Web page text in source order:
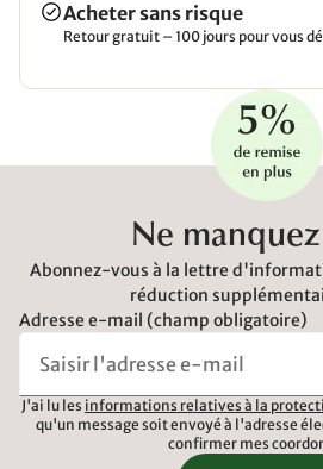
Acheter sans risque
Retour gratuit – 100 jours pour vous
Ne
Abonnez-vous à la lettre
réduction
Adresse e-mail (champ obligatoire)
J'ai lu les informations relatives à la
qu'un message soit envoyé à l'adresse
confirmer mes